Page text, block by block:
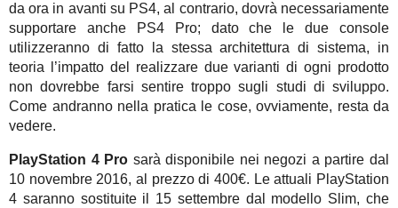
da ora in avanti su PS4, al contrario, dovrà necessariamente
supportare anche PS4 Pro; dato che le due console
utilizzeranno di fatto la stessa architettura di sistema, in
teoria l’impatto del realizzare due varianti di ogni prodotto
non dovrebbe farsi sentire troppo sugli studi di sviluppo.
Come andranno nella pratica le cose, ovviamente, resta da
vedere.
PlayStation 4 Pro sarà disponibile nei negozi a partire dal
10 novembre 2016, al prezzo di 400€. Le attuali PlayStation
4 saranno sostituite il 15 settembre dal modello Slim, che